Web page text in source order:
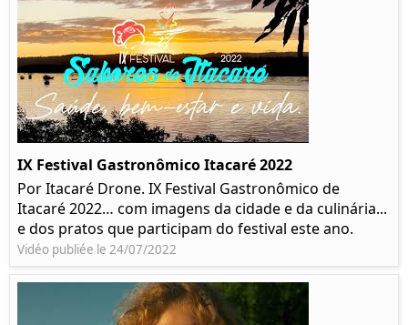
IX Festival Gastronômico Itacaré 2022
Por Itacaré Drone. IX Festival Gastronômico de
Itacaré 2022… com imagens da cidade e da culinária...
e dos pratos que participam do festival este ano.
Vidéo publiée le 24/07/2022